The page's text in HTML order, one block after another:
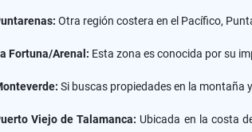
Otra región costera en el Pacífico,
Fortuna/Arenal: Esta zona es conocida por su
Si buscas propiedades en la montaña
Viejo de Talamanca: Ubicada en la costa